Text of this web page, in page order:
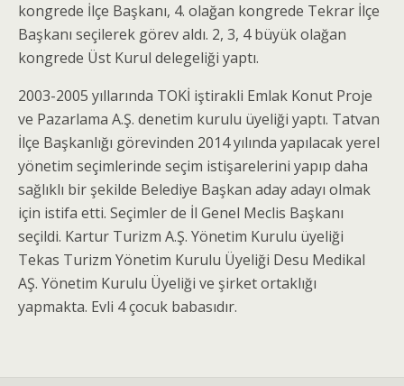
kongrede İlçe Başkanı, 4. olağan kongrede Tekrar İlçe
Başkanı seçilerek görev aldı. 2, 3, 4 büyük olağan
kongrede Üst Kurul delegeliği yaptı.
2003-2005 yıllarında TOKİ iştirakli Emlak Konut Proje
ve Pazarlama A.Ş. denetim kurulu üyeliği yaptı. Tatvan
İlçe Başkanlığı görevinden 2014 yılında yapılacak yerel
yönetim seçimlerinde seçim istişarelerini yapıp daha
sağlıklı bir şekilde Belediye Başkan aday adayı olmak
için istifa etti. Seçimler de İl Genel Meclis Başkanı
seçildi. Kartur Turizm A.Ş. Yönetim Kurulu üyeliği
Tekas Turizm Yönetim Kurulu Üyeliği Desu Medikal
AŞ. Yönetim Kurulu Üyeliği ve şirket ortaklığı
yapmakta. Evli 4 çocuk babasıdır.